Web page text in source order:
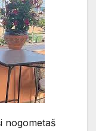
nogometaš